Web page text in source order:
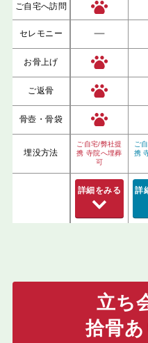
ご自宅へ訪問
セレモニー ー
お骨上げ
ご返骨
骨壺・骨袋
埋没方法
ご自宅/弊社提
携 寺院へ埋葬
可
ご
携
詳細をみる 詳
立ち
拾骨